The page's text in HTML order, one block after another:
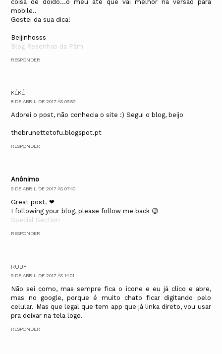
coisa de doido...o meu até que vai melhor na versão para
mobile..
Gostei da sua dica!
Beijinhosss
Blog Resenhas da Pâm
RESPONDER
KÉKÉ
8 DE ABRIL DE 2017 ÀS 09:52
Adorei o post, não conhecia o site :) Segui o blog, beijo
thebrunettetofu.blogspot.pt
RESPONDER
Anônimo
9 DE ABRIL DE 2017 ÀS 07:40
Great post. ❤
I following your blog, please follow me back 😉
Special Section
RESPONDER
RUBY
9 DE ABRIL DE 2017 ÀS 14:01
Não sei como, mas sempre fica o icone e eu já clico e abre,
mas no google, porque é muito chato ficar digitando pelo
celular. Mas que legal que tem app que já linka direto, vou usar
pra deixar na tela logo.
RESPONDER